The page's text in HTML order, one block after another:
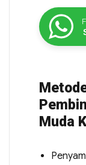
Muda